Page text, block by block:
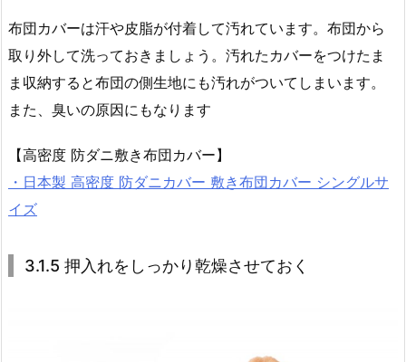
布団カバーは汗や皮脂が付着して汚れています。布団から
取り外して洗っておきましょう。汚れたカバーをつけたま
ま収納すると布団の側生地にも汚れがついてしまいます。
また、臭いの原因にもなります
【高密度 防ダニ敷き布団カバー】
・日本製 高密度 防ダニカバー 敷き布団カバー シングルサ
イズ
3.1.5 押入れをしっかり乾燥させておく